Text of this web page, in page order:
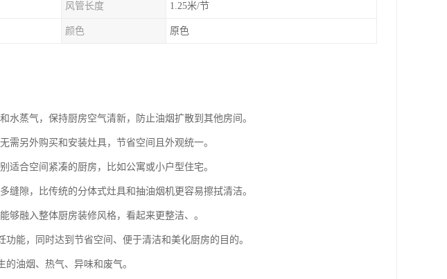
风管长度 1.25米/节
颜色 原色
蒸气，保持厨房空气清新，防止油烟扩散到其他房间。
另外购买和安装灶具，节省空间且外观统一。
合空间紧凑的厨房，比如公寓或小户型住宅。
隙，比传统的分体式灶具和抽油烟机更容易擦拭清洁。
融入整体厨房装修风格，看起来更整洁、。
能，同时达到节省空间、便于清洁和美化厨房的目的。
油烟、热气、异味和废气。